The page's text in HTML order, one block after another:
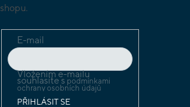
shopu.
E-mail
Vložením e-mailu
souhlasíte s podmínkami
ochrany osobních údajů
PŘIHLÁSIT SE